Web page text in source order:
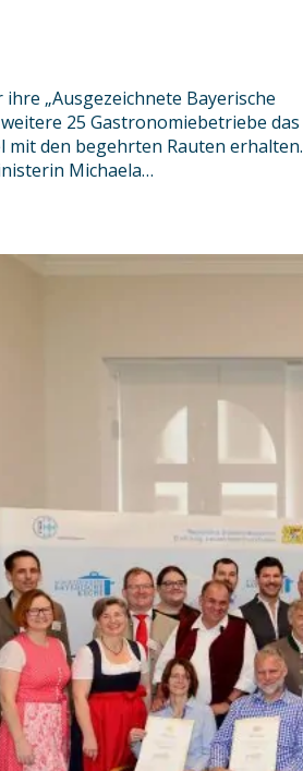
ihre „Ausgezeichnete Bayerische
25 Gastronomiebetriebe das
mit den begehrten Rauten erhalten.
Michaela…